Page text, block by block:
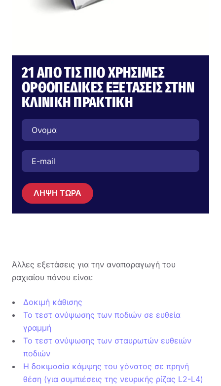
21 ΑΠΌ ΤΙΣ ΠΙΟ ΧΡΉΣΙΜΕΣ
ΟΡΘΟΠΕΔΙΚΈΣ ΕΞΕΤΆΣΕΙΣ ΣΤΗΝ
ΚΛΙΝΙΚΉ ΠΡΑΚΤΙΚΉ
ΛΗΨΗ ΤΩΡΑ
Άλλες εξετάσεις για την αναπαραγωγή του
ραχιαίου πόνου είναι:
Δοκιμή κάθισης
Το τεστ ανύψωσης των ποδιών σε ευθεία
γραμμή
Το τεστ ανύψωσης των σταυρωτών ευθειών
ποδιών
Η δοκιμασία κάμψης του γόνατος σε πρηνή
θέση (για συμπιέσεις της νευρικής ρίζας L2-L4)